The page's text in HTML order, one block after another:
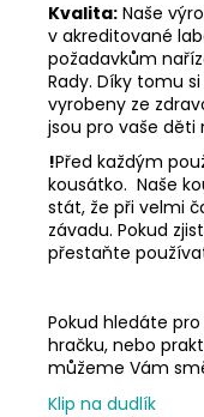
Kvalita: Naše
v akreditované
požadavkům
Rady. Díky tomu
vyrobeny ze
jsou pro vaše děti
!Před každým
kousátko. Naše
stát, že při velmi
závadu. Pokud
přestaňte
Pokud hledáte
hračku, nebo
můžeme Vám
Klip na dudlík